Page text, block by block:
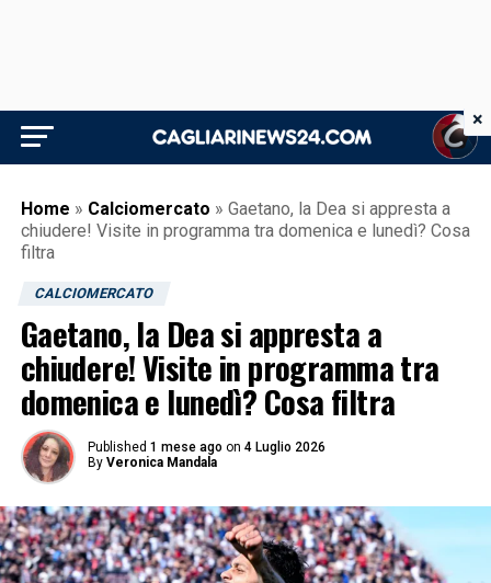
Home » Calciomercato » Gaetano, la Dea si appresta a
chiudere! Visite in programma tra domenica e lunedì? Cosa
filtra
CALCIOMERCATO
Gaetano, la Dea si appresta a
chiudere! Visite in programma tra
domenica e lunedì? Cosa filtra
Published 1 mese ago on 4 Luglio 2026
By Veronica Mandala
×